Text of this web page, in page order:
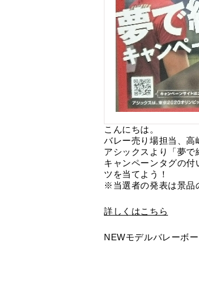
こんにちは。
バレー売り場担当、高
アシックスより「夢で
キャンペーンタグの
ツを当てよう！
※当選者の発表は景品
詳しくはこちら
NEWモデルバレーボ